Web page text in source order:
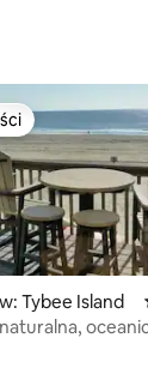
z kategorii
Tybee Island